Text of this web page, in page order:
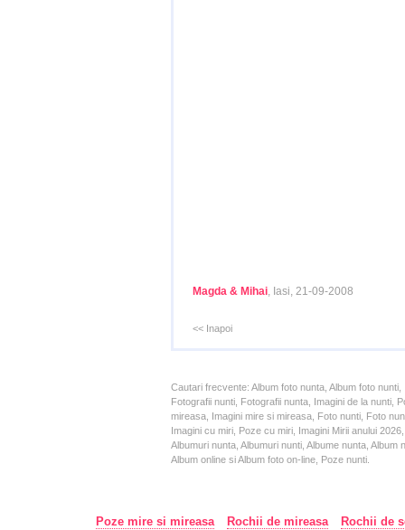
Magda & Mihai, Iasi, 21-09-2008
<< Inapoi
Cautari frecvente: Album foto nunta, Album foto
Fotografii nunti, Fotografii nunta, Imagini de la nunti,
mireasa, Imagini mire si mireasa, Foto nunti, Foto
Imagini cu miri, Poze cu miri, Imagini Mirii anului
Albumuri nunta, Albumuri nunti, Albume nunta,
Album online si Album foto on-line, Poze nunti.
Poze mire si mireasa Rochii de mireasa
Rochii de